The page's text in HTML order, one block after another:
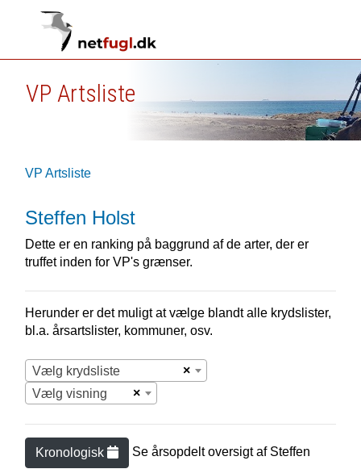
VP Artsliste
VP Artsliste
Steffen Holst
Dette er en ranking på baggrund af de arter, der er
truffet inden for VP's grænser.
Herunder er det muligt at vælge blandt alle krydslister,
bl.a. årsartslister, kommuner, osv.
×
Vælg krydsliste
×
Vælg visning
Kronologisk Se årsopdelt oversigt af Steffen